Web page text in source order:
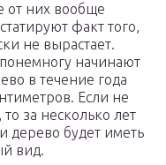
от них вообще
факт того,
не вырастает.
начинают
в течение года
Если не
за несколько лет
дерево будет иметь
вид.